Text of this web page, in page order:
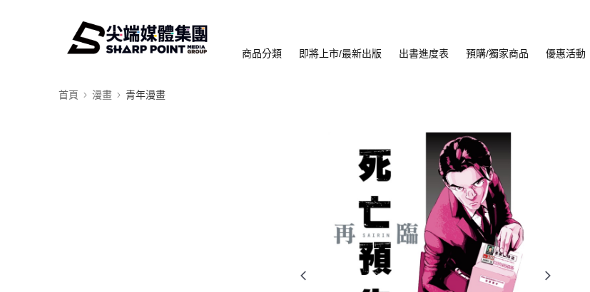
商品分類 即將上市/最新出版 出書進度表 預購/獨家商品 優惠活動
首頁 漫畫 青年漫畫